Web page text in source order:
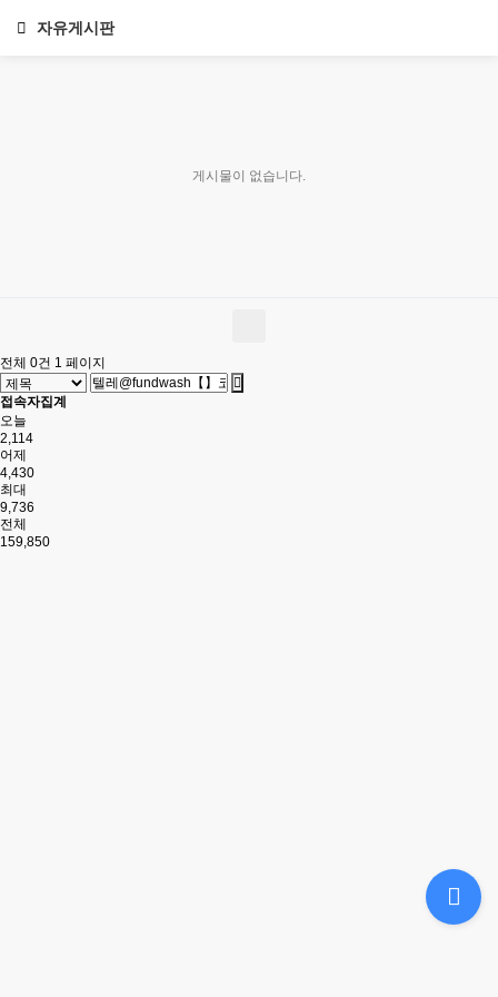
자유게시판
게시물이 없습니다.
전체 0건 1 페이지
접속자집계
오늘
2,114
어제
4,430
최대
9,736
전체
159,850